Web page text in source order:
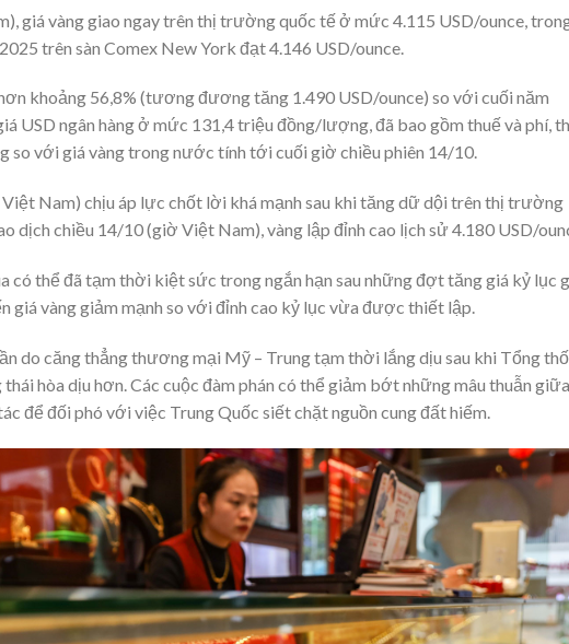
giá vàng giao ngay trên thị trường quốc tế ở mức 4.115 USD/ounce,
trên sàn Comex New York đạt 4.146 USD/ounce.
khoảng 56,8% (tương đương tăng 1.490 USD/ounce) so với cuối năm
USD ngân hàng ở mức 131,4 triệu đồng/lượng, đã bao gồm thuế và phí,
so với giá vàng trong nước tính tới cuối giờ chiều phiên 14/10.
Nam) chịu áp lực chốt lời khá mạnh sau khi tăng dữ dội trên thị trường
dịch chiều 14/10 (giờ Việt Nam), vàng lập đỉnh cao lịch sử 4.180 USD/
có thể đã tạm thời kiệt sức trong ngắn hạn sau những đợt tăng giá kỷ lục
giá vàng giảm mạnh so với đỉnh cao kỷ lục vừa được thiết lập.
do căng thẳng thương mại Mỹ – Trung tạm thời lắng dịu sau khi Tổng
hòa dịu hơn. Các cuộc đàm phán có thể giảm bớt những mâu thuẫn giữa
để đối phó với việc Trung Quốc siết chặt nguồn cung đất hiếm.